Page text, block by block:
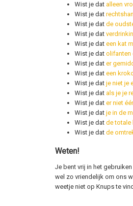
Wist je dat alleen
Wist je dat
Wist je dat de
Wist je dat
Wist je dat een kat
Wist je dat olifanten
Wist je dat er
Wist je dat een
Wist je dat je niet je
Wist je dat als je je
Wist je dat er niet
Wist je dat je in de
Wist je dat de totale
Wist je dat de
Weten!
Je bent vrij in het
wel zo vriendelijk om ons
weetje niet op Knups te